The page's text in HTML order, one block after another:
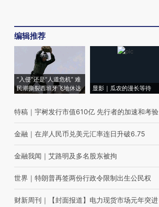
编辑推荐
“入侵”还是“人道危机” 难
民潮撕裂西班牙飞地休达
显影｜瓜农的漫长等待
特稿 ｜ 宇树发行市值610亿 先行者的加速和考验
金融 ｜ 在岸人民币兑美元汇率连日升破6.75
金融我闻 ｜ 艾路明及多名股东被拘
世界 ｜ 特朗普再签两份行政令限制出生公民权
财新周刊 ｜ 【封面报道】电力现货市场元年突进